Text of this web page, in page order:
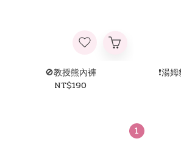
🚫教授熊內褲
NT$190
❗湯
1